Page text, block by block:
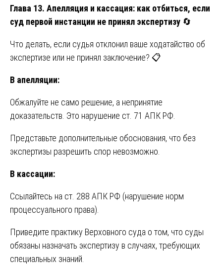
Глава 13. Апелляция и кассация: как отбиться, если
суд первой инстанции не принял экспертизу 🔄
Что делать, если судья отклонил ваше ходатайство об
экспертизе или не принял заключение? 📋
В апелляции:
Обжалуйте не само решение, а непринятие
доказательств. Это нарушение ст. 71 АПК РФ.
Представьте дополнительные обоснования, что без
экспертизы разрешить спор невозможно.
В кассации:
Ссылайтесь на ст. 288 АПК РФ (нарушение норм
процессуального права).
Приведите практику Верховного суда о том, что суды
обязаны назначать экспертизу в случаях, требующих
специальных знаний.